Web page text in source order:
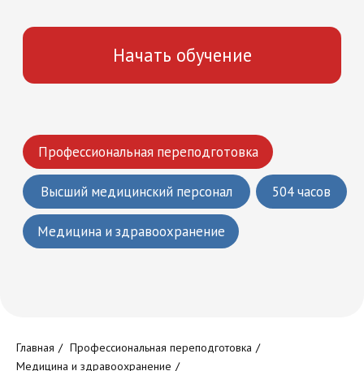
Главная / Профессиональная переподготовка /
Медицина и здравоохранение /
Что вы получите
обучающей платформе